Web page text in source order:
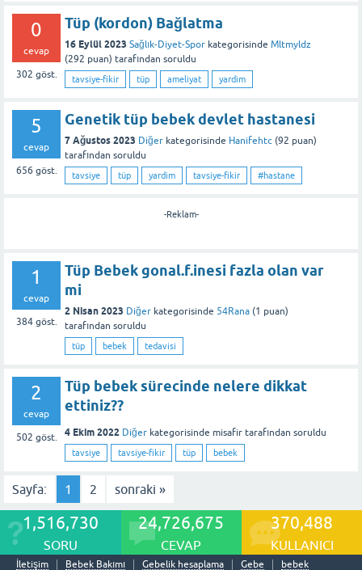
0
cevap
302 göst.
Tüp (kordon) Bağlatma
16 Eylül 2023 Sağlık-Diyet-Spor kategorisinde Mltmyldz
(292 puan) tarafından soruldu
tavsiye-fikir tüp ameliyat yardim
5
cevap
656 göst.
Genetik tüp bebek devlet hastanesi
7 Ağustos 2023 Diğer kategorisinde Hanifehtc (92 puan)
tarafından soruldu
tavsiye tüp yardim tavsiye-fikir #hastane
-Reklam-
1
cevap
384göst.
Tüp Bebek gonal.f.inesi fazla olan var
mi
2 Nisan 2023 Diğer kategorisinde 54Rana (1 puan)
tarafından soruldu
tüp bebek tedavisi
2
cevap
502 göst.
Tüp bebek sürecinde nelere dikkat
ettiniz??
4 Ekim 2022 Diğer kategorisinde misafir tarafından soruldu
tavsiye tavsiye-fikir tüp bebek
Sayfa: 1 2 sonraki »
1,516,730
SORU
24,726,675
CEVAP
370,488
KULLANICI
İletişim Bebek Bakımı Gebelik hesaplama Gebe bebek